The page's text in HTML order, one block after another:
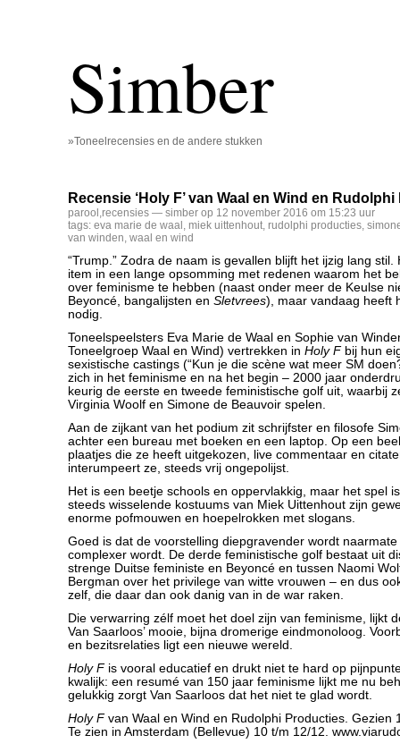
Simber
»Toneelrecensies en de andere stukken
Recensie ‘Holy F’ van Waal en Wind en
parool ,recensies — simber op 12 november 2016 om 15:23 uur
tags: eva marie de waal , miek uittenhout, rudolphi producties,
van winden, waal en wind
“Trump.” Zodra de naam is gevallen blijft het ijzig lang stil.
item in een lange opsomming met redenen waarom het
over feminisme te hebben (naast onder meer de Keulse
Beyoncé, bangalijsten en Sletvrees), maar vandaag heeft
nodig.
Toneelspeelsters Eva Marie de Waal en Sophie van
Toneelgroep Waal en Wind) vertrekken in Holy Fbij hun
sexistische castings (“Kun je die scène wat meer SM
zich in het feminisme en na het begin – 2000 jaar
keurig de eerste en tweede feministische golf uit, waarbij
Virginia Woolf en Simone de Beauvoir spelen.
Aan de zijkant van het podium zit schrijfster en filosofe
achter een bureau met boeken en een laptop. Op een
plaatjes die ze heeft uitgekozen, live commentaar en
interumpeert ze, steeds vrij ongepolijst.
Het is een beetje schools en oppervlakkig, maar het spel
steeds wisselende kostuums van Miek Uittenhout zijn
enorme pofmouwen en hoepelrokken met slogans.
Goed is dat de voorstelling diepgravender wordt
complexer wordt. De derde feministische golf bestaat uit
strenge Duitse feministe en Beyoncé en tussen Naomi
Bergman over het privilege van witte vrouwen – en dus
zelf, die daar dan ook danig van in de war raken.
Die verwarring zélf moet het doel zijn van feminisme, lijkt
Van Saarloos’ mooie, bijna dromerige eindmonoloog.
en bezitsrelaties ligt een nieuwe wereld.
Holy Fis vooral educatief en drukt niet te hard op
kwalijk: een resumé van 150 jaar feminisme lijkt me nu
gelukkig zorgt Van Saarloos dat het niet te glad wordt.
Holy Fvan Waal en Wind en Rudolphi Producties. Gezien
Te zien in Amsterdam (Bellevue) 10 t/m 12/12.